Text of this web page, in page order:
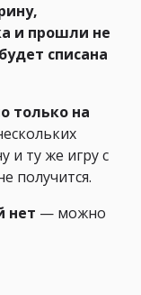
и прошли не
списана
только на
и ту же игру с
получится.
нет — можно